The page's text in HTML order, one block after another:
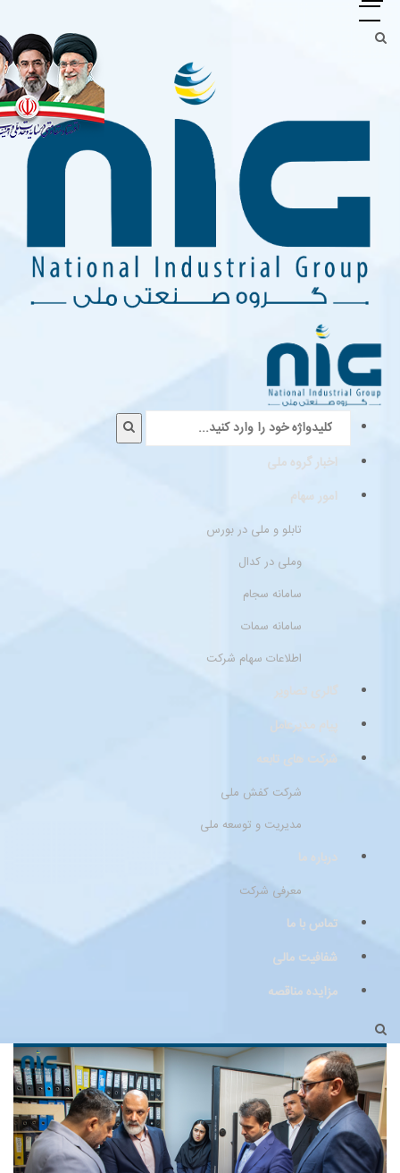
اخبار گروه ملی
امور سهام
تابلو و ملی در بورس
وملی در کدال
سامانه سجام
سامانه سمات
اطلاعات سهام شرکت
گالری تصاویر
پیام مدیرعامل
شرکت های تابعه
شرکت کفش ملی
مدیریت و توسعه ملی
درباره ما
معرفی شرکت
تماس با ما
شفافیت مالی
مزایده مناقصه